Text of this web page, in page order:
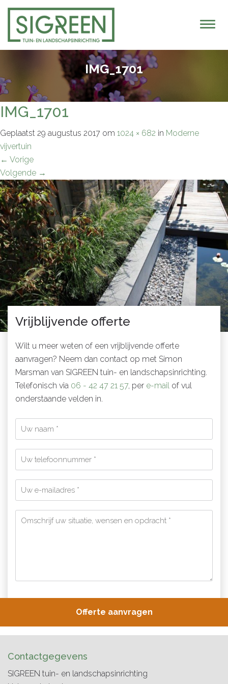
T
g
n
t
o
n
IMG_1701
IMG_1701
Geplaatst 29 augustus 2017 om 1024 × 682 in Moderne
vijvertuin
← Vorige
Volgende →
Vrijblijvende offerte
Wilt u meer weten of een vrijblijvende offerte
aanvragen? Neem dan contact op met Simon
Marsman van SIGREEN tuin- en landschapsinrichting.
Telefonisch via 06 - 42 47 21 57, per e-mail of vul
onderstaande velden in.
Contactgegevens
SIGREEN tuin- en landschapsinrichting